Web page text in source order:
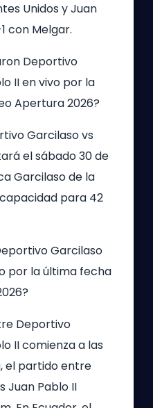
Unidos y Juan
con Melgar.
Deportivo
II en vivo por la
Apertura 2026?
Garcilaso vs
el sábado 30 de
Garcilaso de la
para 42
Garcilaso
por la última fecha
Deportivo
II comienza a las
el partido entre
Juan Pablo II